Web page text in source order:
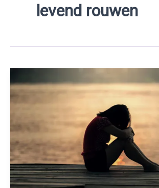
levend rouwen